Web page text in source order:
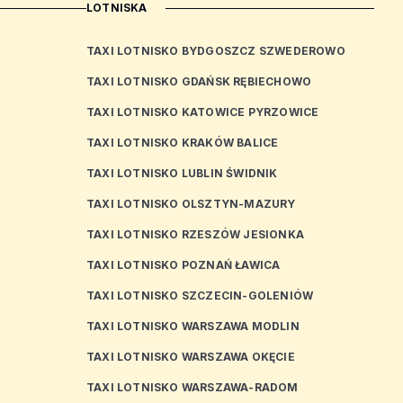
LOTNISKA
TAXI LOTNISKO BYDGOSZCZ SZWEDEROWO
TAXI LOTNISKO GDAŃSK RĘBIECHOWO
TAXI LOTNISKO KATOWICE PYRZOWICE
TAXI LOTNISKO KRAKÓW BALICE
TAXI LOTNISKO LUBLIN ŚWIDNIK
TAXI LOTNISKO OLSZTYN-MAZURY
TAXI LOTNISKO RZESZÓW JESIONKA
TAXI LOTNISKO POZNAŃ ŁAWICA
TAXI LOTNISKO SZCZECIN-GOLENIÓW
TAXI LOTNISKO WARSZAWA MODLIN
TAXI LOTNISKO WARSZAWA OKĘCIE
TAXI LOTNISKO WARSZAWA-RADOM